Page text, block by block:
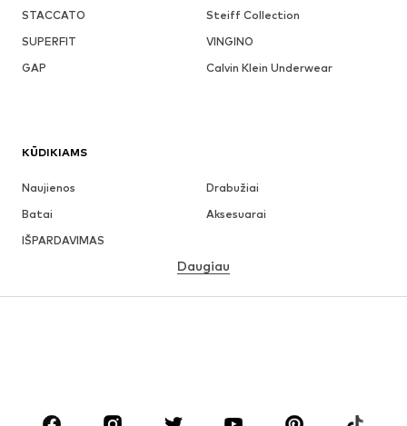
STACCATO
Steiff Collection
SUPERFIT
VINGINO
GAP
Calvin Klein Underwear
KŪDIKIAMS
Naujienos
Drabužiai
Batai
Aksesuarai
IŠPARDAVIMAS
Daugiau